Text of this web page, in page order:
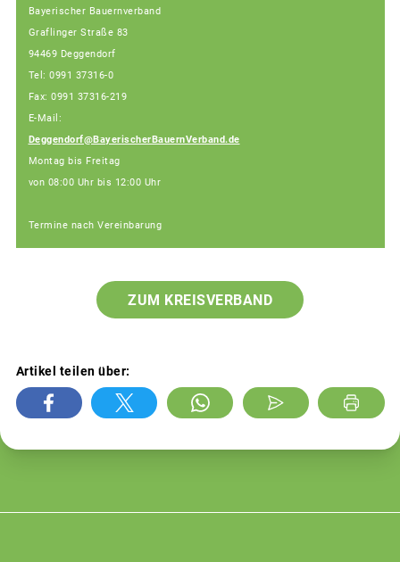
Bayerischer Bauernverband
Graflinger Straße 83
94469 Deggendorf
Tel: 0991 37316-0
Fax: 0991 37316-219
E-Mail:
Deggendorf@BayerischerBauernVerband.de
Montag bis Freitag
von 08:00 Uhr bis 12:00 Uhr
Termine nach Vereinbarung
ZUM KREISVERBAND
Artikel teilen über: